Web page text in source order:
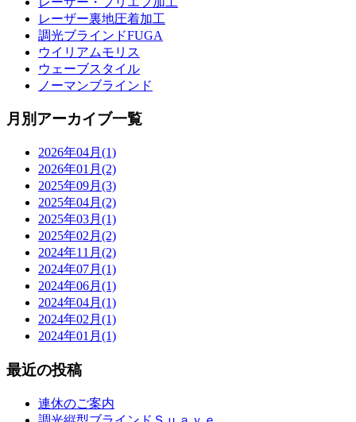
レーザー裏地圧着加工
調光ブラインドFUGA
ウイリアムモリス
ウェーブスタイル
ノーマンブラインド
月別アーカイブ一覧
2026年04月(1)
2026年01月(2)
2025年09月(3)
2025年04月(2)
2025年03月(1)
2025年02月(2)
2024年11月(2)
2024年07月(1)
2024年06月(1)
2024年04月(1)
2024年02月(1)
2024年01月(1)
最近の投稿
連休のご案内